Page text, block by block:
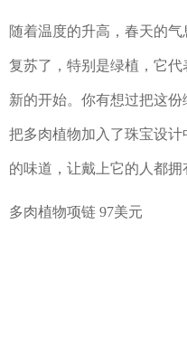
随着温度的升高，春天的
复苏了，特别是绿植，它
新的开始。你有想过把这
把多肉植物加入了珠宝设
的味道，让戴上它的人都拥
多肉植物项链 97美元